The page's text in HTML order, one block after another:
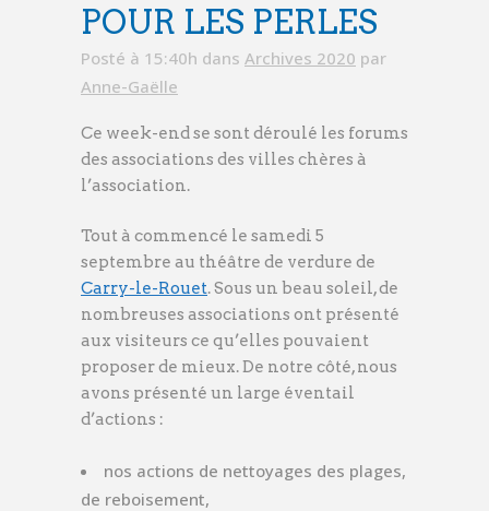
POUR LES PERLES
Posté à 15:40h dans Archives 2020 par
Anne-Gaëlle
Ce week-end se sont déroulé les forums
des associations des villes chères à
l’association.
Tout à commencé le samedi 5
septembre au théâtre de verdure de
Carry-le-Rouet. Sous un beau soleil, de
nombreuses associations ont présenté
aux visiteurs ce qu’elles pouvaient
proposer de mieux. De notre côté, nous
avons présenté un large éventail
d’actions :
nos actions de nettoyages des plages,
de reboisement,